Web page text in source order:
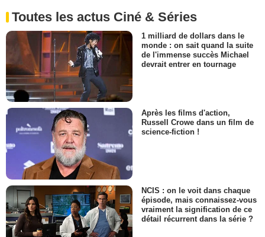
Toutes les actus Ciné & Séries
1 milliard de dollars dans le
monde : on sait quand la suite
de l'immense succès Michael
devrait entrer en tournage
Après les films d'action,
Russell Crowe dans un film de
science-fiction !
NCIS : on le voit dans chaque
épisode, mais connaissez-vous
vraiment la signification de ce
détail récurrent dans la série ?